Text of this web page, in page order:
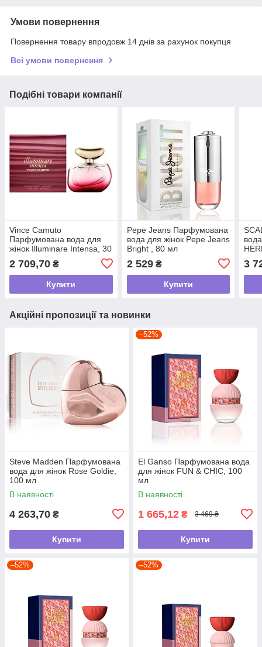
Умови повернення
Повернення товару впродовж 14 днів за рахунок покупця
Всі умови повернення
Подібні товари компанії
Vince Camuto
Парфумована вода для
жінок Illuminare Intensa, 30
2 709,70 ₴
Купити
Pepe Jeans Парфумована
вода для жінок Pepe Jeans
Bright , 80 мл
2 529₴
Купити
3
Акційні пропозиції та новинки
Steve Madden Парфумована
вода для жінок Rose Goldie,
100 мл
В наявності
4 263,70 ₴
Купити
–52%
El Ganso Парфумована вода
для жінок FUN & CHIC, 100
мл
В наявності
1 665,12 ₴ 3 469 ₴
Купити
–52% –52%